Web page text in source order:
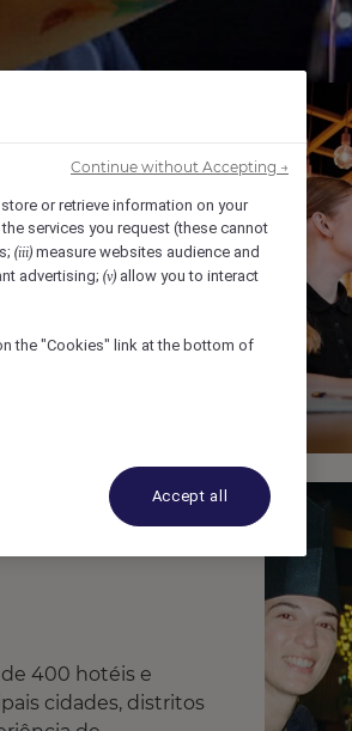
400 hotéis e
cidades, distritos
or retrieve information on your
services you request (these cannot
(iii) measure websites audience and
advertising; (v) allow you to interact
the "Cookies" link at the bottom of
Accept all
Continue without Accepting →